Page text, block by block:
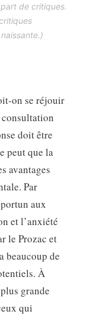
de critiques.
on se réjouir
doit être
peut que la
avantages
Par
aux
et l’anxiété
le Prozac et
beaucoup de
À
grande
qui